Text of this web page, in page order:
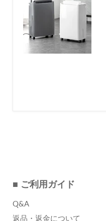
■ ご利用ガイド
Q&A
返品・返金について